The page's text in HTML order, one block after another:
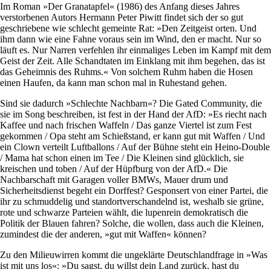
Im Roman »Der Granatapfel« (1986) des Anfang dieses Jahres
verstorbenen Autors Hermann Peter Piwitt findet sich der so gut
geschriebene wie schlecht gemeinte Rat: »Den Zeitgeist orten. Und
ihm dann wie eine Fahne voraus sein im Wind, den er macht. Nur so
läuft es. Nur Narren verfehlen ihr einmaliges Leben im Kampf mit dem
Geist der Zeit. Alle Schandtaten im Einklang mit ihm begehen, das ist
das Geheimnis des Ruhms.« Von solchem Ruhm haben die Hosen
einen Haufen, da kann man schon mal in Ruhestand gehen.
Sind sie dadurch »Schlechte Nachbarn«? Die Gated Community, die
sie im Song beschreiben, ist fest in der Hand der AfD: »Es riecht nach
Kaffee und nach frischen Waffeln / Das ganze Viertel ist zum Fest
gekommen / Opa steht am Schießstand, er kann gut mit Waffen / Und
ein Clown verteilt Luftballons / Auf der Bühne steht ein Heino-Double
/ Mama hat schon einen im Tee / Die Kleinen sind glücklich, sie
kreischen und toben / Auf der Hüpfburg von der AfD.« Die
Nachbarschaft mit Garagen voller BMWs, Mauer drum und
Sicherheitsdienst begeht ein Dorffest? Gesponsert von einer Partei, die
ihr zu schmuddelig und standortverschandelnd ist, weshalb sie grüne,
rote und schwarze Parteien wählt, die lupenrein demokratisch die
Politik der Blauen fahren? Solche, die wollen, dass auch die Kleinen,
zumindest die der anderen, »gut mit Waffen« können?
Zu den Milieuwirren kommt die ungeklärte Deutschlandfrage in »Was
ist mit uns los«: »Du sagst, du willst dein Land zurück, hast du